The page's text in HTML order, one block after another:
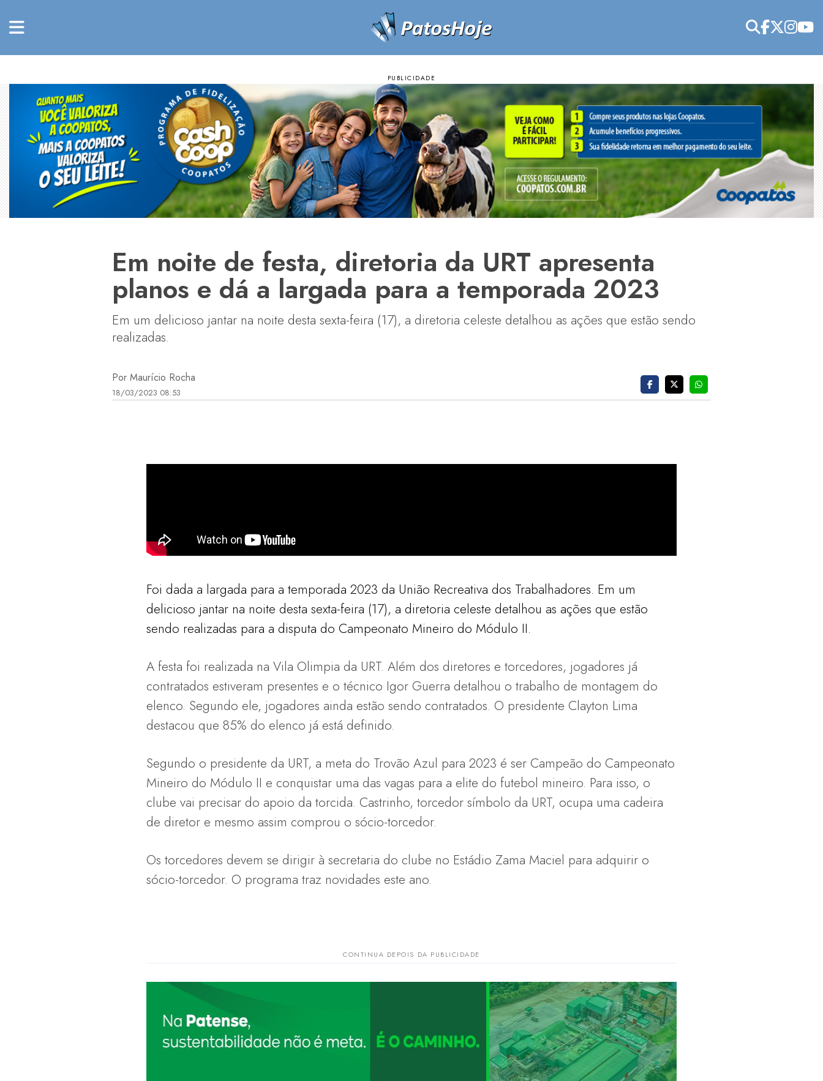
Em noite de festa, diretoria da URT apresenta
planos e dá a largada para a temporada 2023
Em um delicioso jantar na noite desta sexta-feira (17), a diretoria celeste detalhou as ações que estão sendo
realizadas.
Por Maurício Rocha
18/03/2023 08:53
Foi dada a largada para a temporada 2023 da União Recreativa dos Trabalhadores. Em um
delicioso jantar na noite desta sexta-feira (17), a diretoria celeste detalhou as ações que estão
sendo realizadas para a disputa do Campeonato Mineiro do Módulo II.
A festa foi realizada na Vila Olimpia da URT. Além dos diretores e torcedores, jogadores já
contratados estiveram presentes e o técnico Igor Guerra detalhou o trabalho de montagem do
elenco. Segundo ele, jogadores ainda estão sendo contratados. O presidente Clayton Lima
destacou que 85% do elenco já está definido.
Segundo o presidente da URT, a meta do Trovão Azul para 2023 é ser Campeão do Campeonato
Mineiro do Módulo II e conquistar uma das vagas para a elite do futebol mineiro. Para isso, o
clube vai precisar do apoio da torcida. Castrinho, torcedor símbolo da URT, ocupa uma cadeira
de diretor e mesmo assim comprou o sócio-torcedor.
Os torcedores devem se dirigir à secretaria do clube no Estádio Zama Maciel para adquirir o
sócio-torcedor. O programa traz novidades este ano.